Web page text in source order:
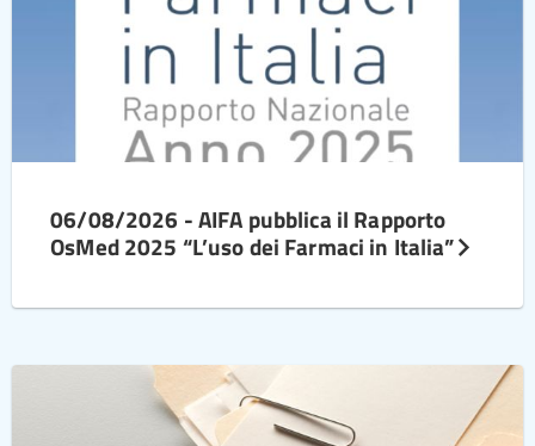
06/08/2026 - AIFA pubblica il Rapporto
OsMed 2025 “L’uso dei Farmaci in Italia”